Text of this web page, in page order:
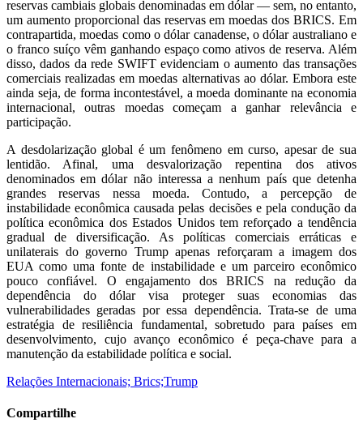
reservas cambiais globais denominadas em dólar — sem, no entanto,
um aumento proporcional das reservas em moedas dos BRICS. Em
contrapartida, moedas como o dólar canadense, o dólar australiano e
o franco suíço vêm ganhando espaço como ativos de reserva. Além
disso, dados da rede SWIFT evidenciam o aumento das transações
comerciais realizadas em moedas alternativas ao dólar. Embora este
ainda seja, de forma incontestável, a moeda dominante na economia
internacional, outras moedas começam a ganhar relevância e
participação.
A desdolarização global é um fenômeno em curso, apesar de sua
lentidão. Afinal, uma desvalorização repentina dos ativos
denominados em dólar não interessa a nenhum país que detenha
grandes reservas nessa moeda. Contudo, a percepção de
instabilidade econômica causada pelas decisões e pela condução da
política econômica dos Estados Unidos tem reforçado a tendência
gradual de diversificação. As políticas comerciais erráticas e
unilaterais do governo Trump apenas reforçaram a imagem dos
EUA como uma fonte de instabilidade e um parceiro econômico
pouco confiável. O engajamento dos BRICS na redução da
dependência do dólar visa proteger suas economias das
vulnerabilidades geradas por essa dependência. Trata-se de uma
estratégia de resiliência fundamental, sobretudo para países em
desenvolvimento, cujo avanço econômico é peça-chave para a
manutenção da estabilidade política e social.
Relações Internacionais; Brics;Trump
Compartilhe